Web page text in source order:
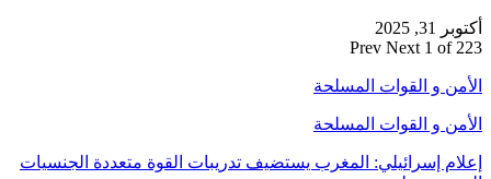
أكتوبر 31, 2025
Prev Next 1 of 223
الأمن و القوات المسلحة
الأمن و القوات المسلحة
إعلام إسرائيلي: المغرب يستضيف تدريبات القوة متعددة الجنسيات